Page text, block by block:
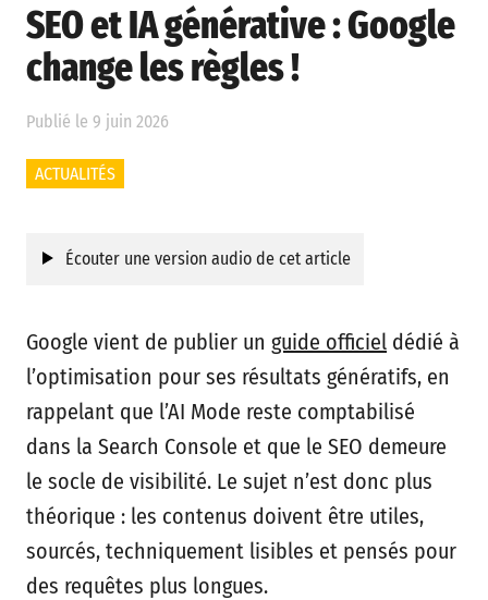
SEO et IA générative : Google
change les règles !
Publié le 9 juin 2026
ACTUALITÉS
Écouter une version audio de cet article
Google vient de publier un guide officiel dédié à
l’optimisation pour ses résultats génératifs, en
rappelant que l’AI Mode reste comptabilisé
dans la Search Console et que le SEO demeure
le socle de visibilité. Le sujet n’est donc plus
théorique : les contenus doivent être utiles,
sourcés, techniquement lisibles et pensés pour
des requêtes plus longues.